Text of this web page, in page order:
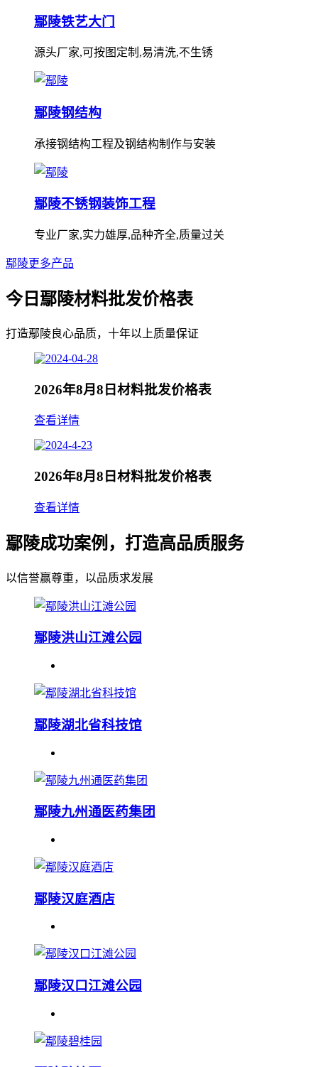
鄢陵铁艺大门
源头厂家,可按图定制,易清洗,不生锈
鄢陵钢结构
承接钢结构工程及钢结构制作与安装
鄢陵不锈钢装饰工程
专业厂家,实力雄厚,品种齐全,质量过关
鄢陵更多产品
今日鄢陵材料批发价格表
打造鄢陵良心品质，十年以上质量保证
2026年8月8日材料批发价格表
查看详情
2026年8月8日材料批发价格表
查看详情
鄢陵成功案例，打造高品质服务
以信誉赢尊重，以品质求发展
鄢陵洪山江滩公园
鄢陵湖北省科技馆
鄢陵九州通医药集团
鄢陵汉庭酒店
鄢陵汉口江滩公园